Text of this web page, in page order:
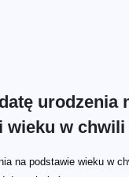
urodzenia
wieku w
na podstawie wieku w